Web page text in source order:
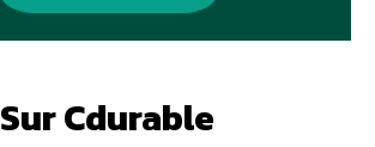
Sur Cdurable